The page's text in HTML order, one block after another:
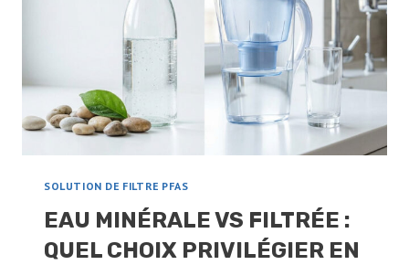
FAUT
SAVOIR
SOLUTION DE FILTRE PFAS
EAU MINÉRALE VS FILTRÉE :
QUEL CHOIX PRIVILÉGIER EN